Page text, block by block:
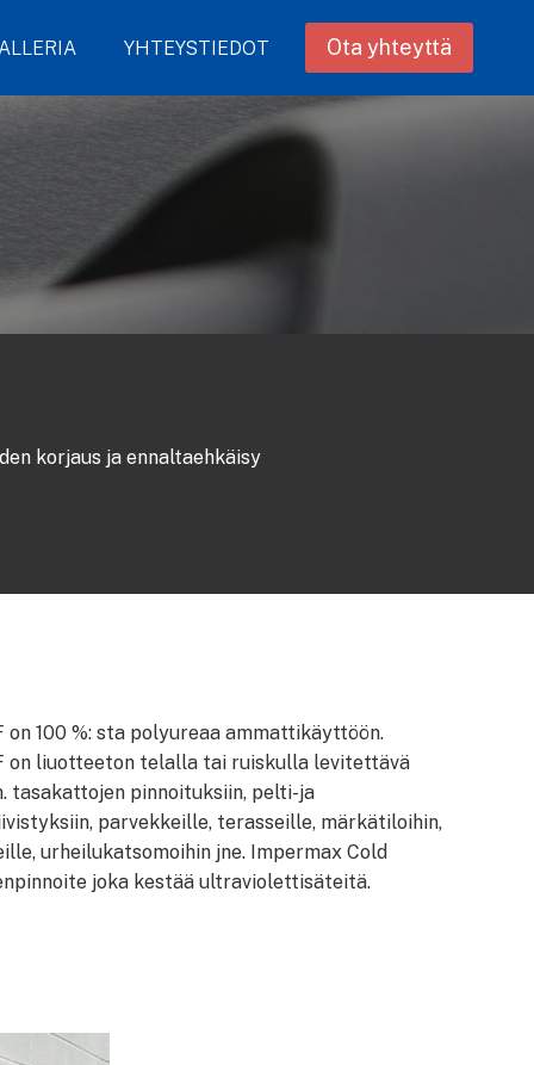
YHTEYSTIEDOT Ota yhteyttä
korjaus ja ennaltaehkäisy
on 100 %: sta polyureaa ammattikäyttöön.
on liuotteeton telalla tai ruiskulla levitettävä
tasakattojen pinnoituksiin, pelti-ja
parvekkeille, terasseille, märkätiloihin,
urheilukatsomoihin jne. Impermax Cold
joka kestää ultraviolettisäteitä.